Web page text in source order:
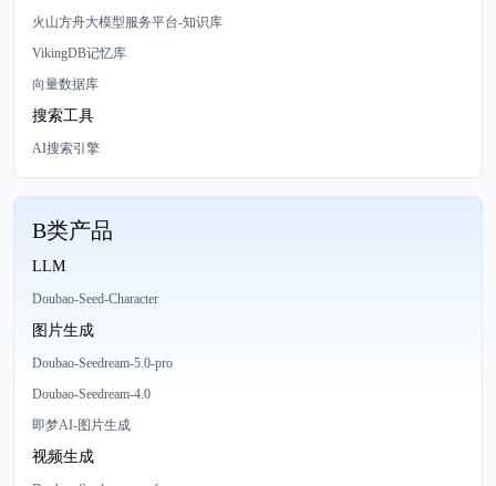
火山方舟大模型服务平台-知识库
VikingDB记忆库
向量数据库
搜索工具
AI搜索引擎
B类产品
LLM
Doubao-Seed-Character
图片生成
Doubao-Seedream-5.0-pro
Doubao-Seedream-4.0
即梦AI-图片生成
视频生成